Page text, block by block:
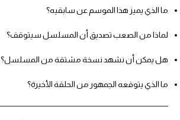
ما الذي يميز هذا الموسم عن سابقيه؟
لماذا من الصعب تصديق أن المسلسل سيتوقف؟
هل يمكن أن نشهد نسخة مشتقة من المسلسل؟
ما الذي يتوقعه الجمهور من الحلقة الأخيرة؟